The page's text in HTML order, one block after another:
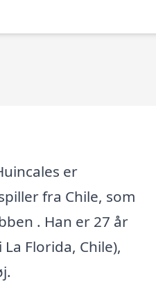
er
fra Chile, som
. Han er 27 år
Florida, Chile),